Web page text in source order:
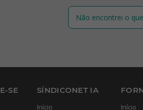
Não encontrei o
SE SÍNDICONET IA
Início
Início